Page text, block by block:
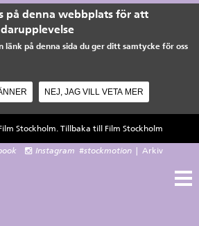
på denna webbplats för att
länk på denna sida du ger ditt samtycke för oss
NEJ, JAG VILL VETA MER
Stockholm. Tillbaka till Film Stockholm
Instagram #stockmotion Arkiv